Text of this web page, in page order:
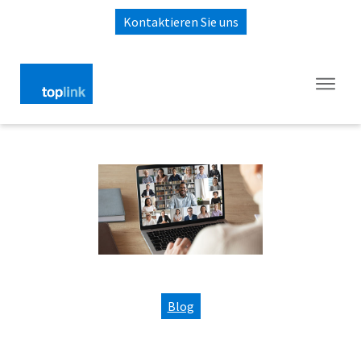
Kontaktieren Sie uns
Blog